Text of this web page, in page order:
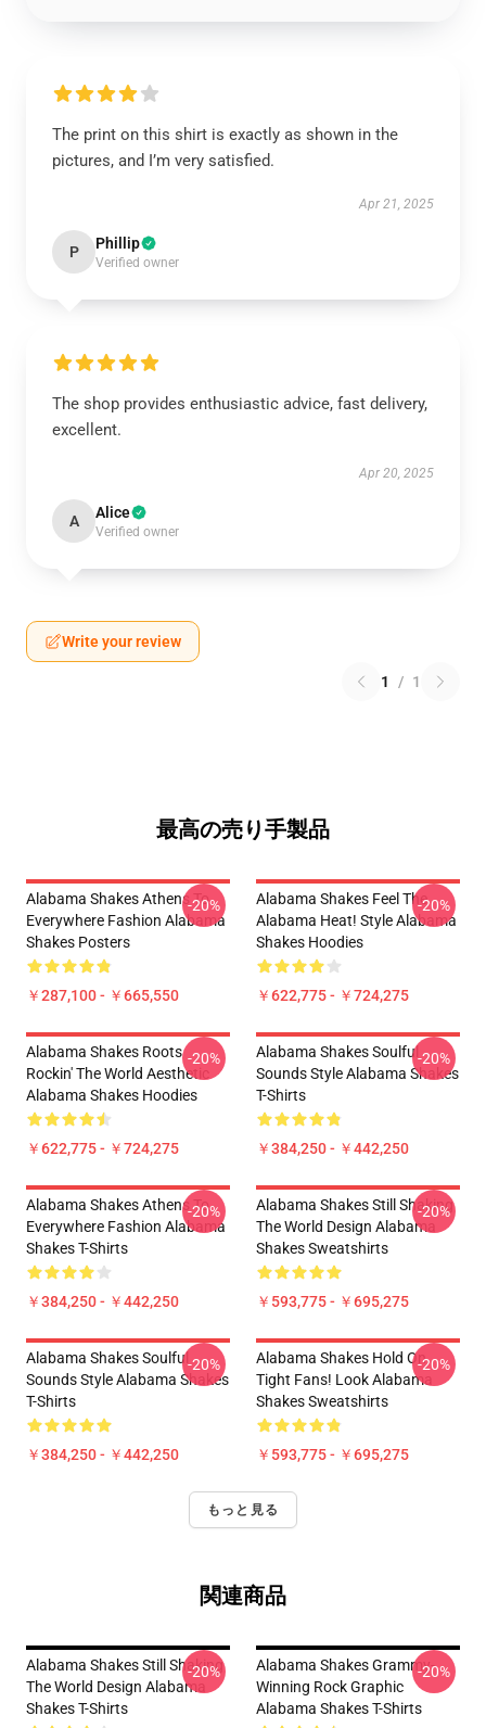
The print on this shirt is exactly as shown in the
pictures, and I’m very satisfied.
Apr 21, 2025
P Phillip
Verified owner
The shop provides enthusiastic advice, fast delivery,
excellent.
Apr 20, 2025
A Alice
Verified owner
Write your review
1 / 1
最高の売り手製品
Alabama Shakes Athens To
Everywhere Fashion Alabama
Shakes Posters
￥287,100 - ￥665,550
-20%
Alabama Shakes Feel The
Alabama Heat! Style Alabama
Shakes Hoodies
￥622,775 - ￥724,275
-20%
Alabama Shakes Roots
Rockin' The World Aesthetic
Alabama Shakes Hoodies
￥622,775 - ￥724,275
-20%
Alabama Shakes Soulful
Sounds Style Alabama Shakes
T-Shirts
￥384,250 - ￥442,250
-20%
Alabama Shakes Athens To
Everywhere Fashion Alabama
Shakes T-Shirts
￥384,250 - ￥442,250
-20%
Alabama Shakes Still Shaking
The World Design Alabama
Shakes Sweatshirts
￥593,775 - ￥695,275
-20%
Alabama Shakes Soulful
Sounds Style Alabama Shakes
T-Shirts
￥384,250 - ￥442,250
-20%
Alabama Shakes Hold On
Tight Fans! Look Alabama
Shakes Sweatshirts
￥593,775 - ￥695,275
-20%
もっと見る
関連商品
Alabama Shakes Still Shaking
The World Design Alabama
Shakes T-Shirts
-20%
Alabama Shakes Grammy-
Winning Rock Graphic
Alabama Shakes T-Shirts
-20%